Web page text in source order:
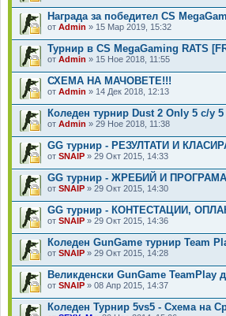
Награда за победител CS
от Admin » 15 Мар 2019, 15:32
Турнир в CS MegaGaming RATS
от Admin » 15 Ное 2018, 11:55
СХЕМА НА МАЧОВЕТЕ!!!
от Admin » 14 Дек 2018, 12:13
Коледен турнир Dust 2 Only 5 с/у 5
от Admin » 29 Ное 2018, 11:38
GG турнир - РЕЗУЛТАТИ И
от SNAIP » 29 Окт 2015, 14:33
GG турнир - ЖРЕБИЙ И ПРОГРАМА
от SNAIP » 29 Окт 2015, 14:30
GG турнир - КОНТЕСТАЦИИ,
от SNAIP » 29 Окт 2015, 14:36
Коледен GunGame турнир Team
от SNAIP » 29 Окт 2015, 14:28
Великденски GunGame TeamPlay
от SNAIP » 08 Апр 2015, 14:37
Коледен Турнир 5vs5 - Схема на